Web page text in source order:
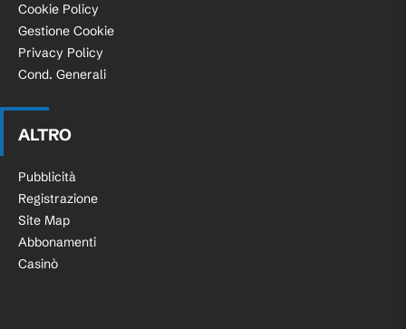
Cookie Policy
Gestione Cookie
Privacy Policy
Cond. Generali
ALTRO
Pubblicità
Registrazione
Site Map
Abbonamenti
Casinò